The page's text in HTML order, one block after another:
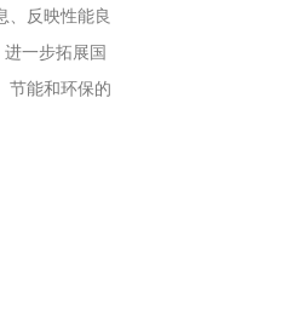
、反映性能良
一步拓展国
节能和环保的